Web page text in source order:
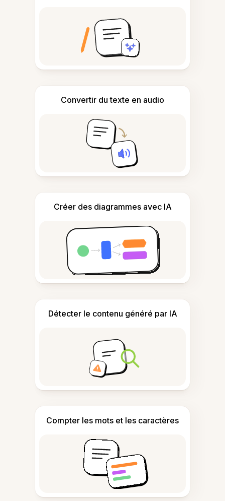
Convertir du texte en audio
Créer des diagrammes avec IA
Détecter le contenu généré par IA
Compter les mots et les caractères